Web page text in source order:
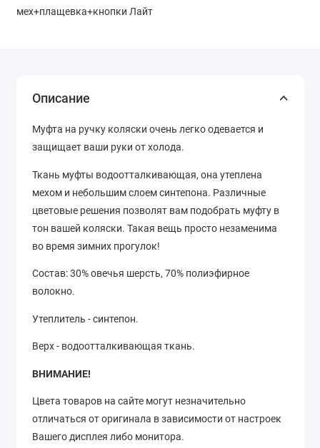
мех+плащевка+кнопки Лайт
Описание
Муфта на ручку коляски очень легко одевается и
защищает ваши руки от холода.
Ткань муфты водоотталкивающая, она утеплена
мехом и небольшим слоем синтепона. Различные
цветовые решения позволят вам подобрать муфту в
тон вашей коляски. Такая вещь просто незаменима
во время зимних прогулок!
Состав: 30% овечья шерсть, 70% полиэфирное
волокно.
Утеплитель - синтепон.
Верх - водоотталкивающая ткань.
ВНИМАНИЕ!
Цвета товаров на сайте могут незначительно
отличаться от оригинала в зависимости от настроек
Вашего дисплея либо монитора.